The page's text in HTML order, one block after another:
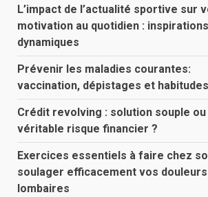
L’impact de l’actualité sportive sur
motivation au quotidien :
dynamiques
Prévenir les maladies courantes:
vaccination, dépistages et habitudes
Crédit revolving : solution souple ou
véritable risque financier ?
Exercices essentiels à faire chez
soulager efficacement vos douleurs
lombaires